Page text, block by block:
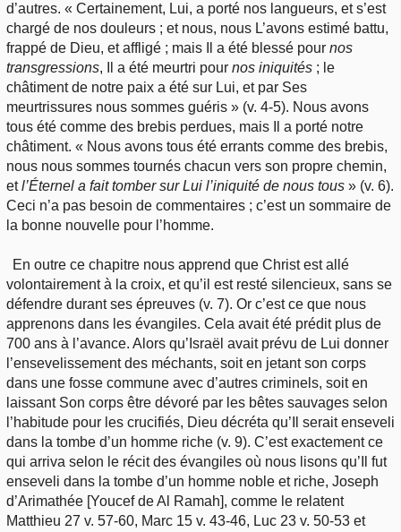
d’autres. « Certainement, Lui, a porté nos langueurs, et s’est
chargé de nos douleurs ; et nous, nous L’avons estimé battu,
frappé de Dieu, et affligé ; mais Il a été blessé pour nos
transgressions, Il a été meurtri pour nos iniquités ; le
châtiment de notre paix a été sur Lui, et par Ses
meurtrissures nous sommes guéris » (v. 4-5). Nous avons
tous été comme des brebis perdues, mais Il a porté notre
châtiment. « Nous avons tous été errants comme des brebis,
nous nous sommes tournés chacun vers son propre chemin,
etl’Éternel a fait tomber sur Lui l’iniquité de nous tous » (v. 6).
Ceci n’a pas besoin de commentaires ; c’est un sommaire de
la bonne nouvelle pour l’homme.
En outre ce chapitre nous apprend que Christ est allé
volontairement à la croix, et qu’il est resté silencieux, sans se
défendre durant ses épreuves (v. 7). Or c’est ce que nous
apprenons dans les évangiles. Cela avait été prédit plus de
700 ans à l’avance. Alors qu’Israël avait prévu de Lui donner
l’ensevelissement des méchants, soit en jetant son corps
dans une fosse commune avec d’autres criminels, soit en
laissant Son corps être dévoré par les bêtes sauvages selon
l’habitude pour les crucifiés, Dieu décréta qu’Il serait enseveli
dans la tombe d’un homme riche (v. 9). C’est exactement ce
qui arriva selon le récit des évangiles où nous lisons qu’Il fut
enseveli dans la tombe d’un homme noble et riche, Joseph
d’Arimathée [Youcef de Al Ramah], comme le relatent
Matthieu 27 v. 57-60, Marc 15 v. 43-46, Luc 23 v. 50-53 et